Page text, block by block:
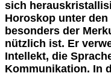
sich
Horoskop unter
besonders der
nützlich ist. Er
Intellekt, die
Kommunikation. In